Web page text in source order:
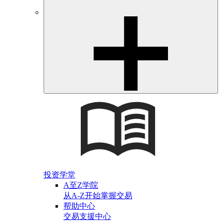
投资学堂
A至Z学院
从A-Z开始掌握交易
帮助中心
交易支援中心